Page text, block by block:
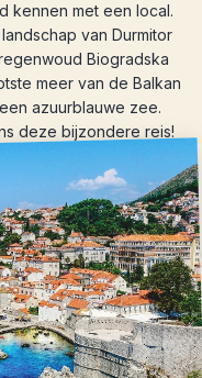
kennen met een local.
van Durmitor
Biogradska
meer van de Balkan
azuurblauwe zee.
deze bijzondere reis!